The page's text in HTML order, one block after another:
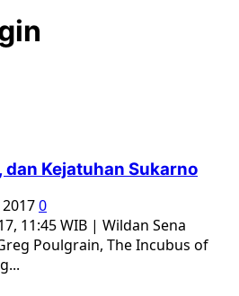
dan Kejatuhan Sukarno
0
11:45 WIB | Wildan Sena
Poulgrain, The Incubus of